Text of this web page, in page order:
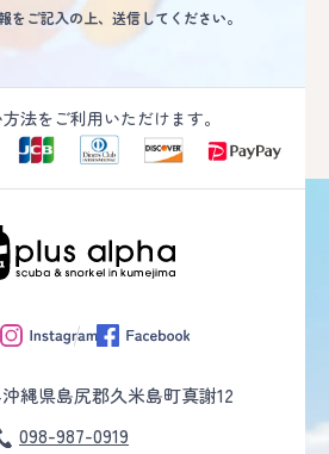
をご記入の上、送信してください。
法をご利用いただけます。
沖縄県島尻郡久米島町真謝12
098-987-0919